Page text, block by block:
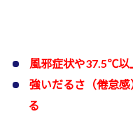
風邪症状や37.5℃以
強いだるさ（倦怠
る